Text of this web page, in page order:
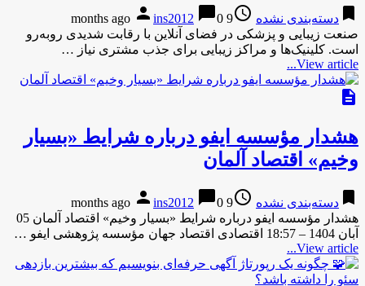
bookmark دسته‌بندی نشده access_time
9 months ago
person ins2012 chat_bubble0
صنعت زیبایی و پزشکی در فضای آنلاین با رقابت شدیدی روبه‌رو
است. کلینیک‌ها و مراکز زیبایی برای جذب مشتری نیاز …
View article...
description
هشدار مؤسسه ایفو درباره شرایط «بسیار
وخیم» اقتصاد آلمان
bookmark دسته‌بندی نشده access_time
9 months ago
person ins2012 chat_bubble0
هشدار مؤسسه ایفو درباره شرایط «بسیار وخیم» اقتصاد آلمان 05
آبان 1404 – 18:57 اقتصادی اقتصاد جهان مؤسسه پژوهشی ایفو …
View article...